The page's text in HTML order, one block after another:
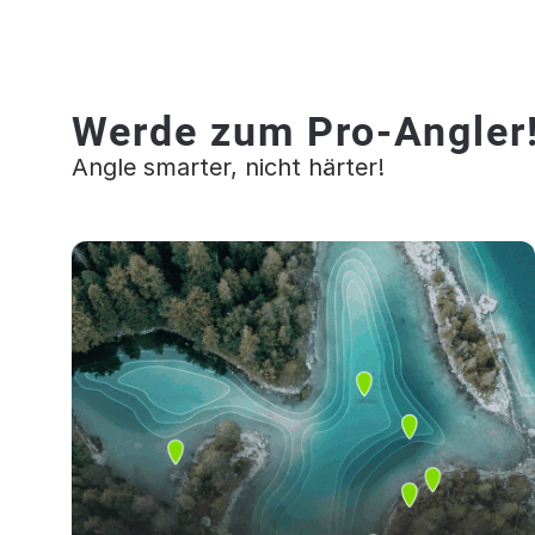
Werde zum Pro-
Angle smarter, nicht härter!